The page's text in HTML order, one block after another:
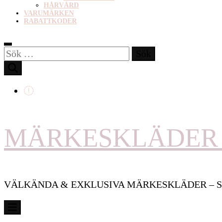
HÅRVÅRD
VARUMÄRKEN
RABATTKODER
Sök
efter:
VÄLKÄNDA & EXKLUSIVA MÄRKESKLÄDER –